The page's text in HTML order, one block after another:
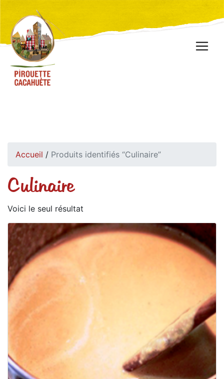
Accueil / Produits identifiés “Culinaire”
Culinaire
Voici le seul résultat